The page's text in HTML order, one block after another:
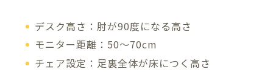
デスク高さ：肘が90度になる高さ
モニター距離：50〜70cm
チェア設定：足裏全体が床につく高さ